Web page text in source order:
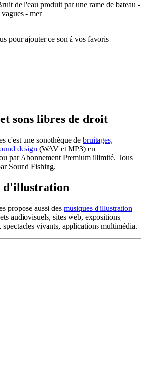
de l'eau produit par une rame de bateau -
- mer
sons libres de droit
c'est une sonothèque de bruitages,
design (WAV et MP3) en
par Abonnement Premium illimité. Tous
Sound Fishing.
d'illustration
propose aussi des musiques d'illustration
audiovisuels, sites web, expositions,
vivants, applications multimédia.